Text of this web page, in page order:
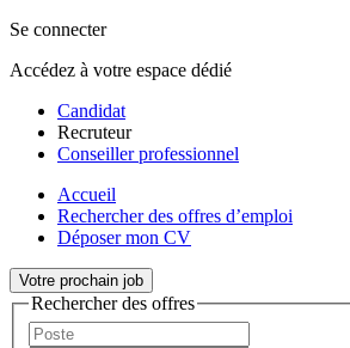
Se connecter
Accédez à votre espace dédié
Candidat
Recruteur
Conseiller professionnel
Accueil
Rechercher des offres d’emploi
Déposer mon CV
Votre prochain job
Rechercher des offres